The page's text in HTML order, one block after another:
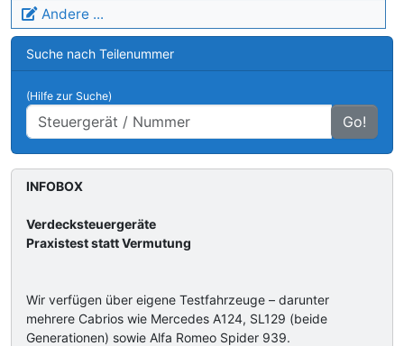
Andere ...
Suche nach Teilenummer
(Hilfe zur Suche)
Go!
INFOBOX
Verdecksteuergeräte
Praxistest statt Vermutung
Wir verfügen über eigene Testfahrzeuge – darunter
mehrere Cabrios wie Mercedes A124, SL129 (beide
Generationen) sowie Alfa Romeo Spider 939.